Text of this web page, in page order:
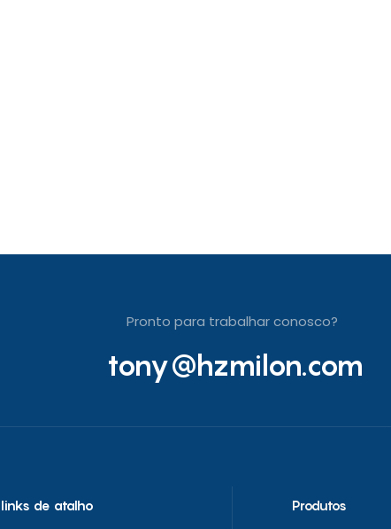
Pronto para trabalhar conosco?
tony@hzmilon.com
links de atalho Produtos